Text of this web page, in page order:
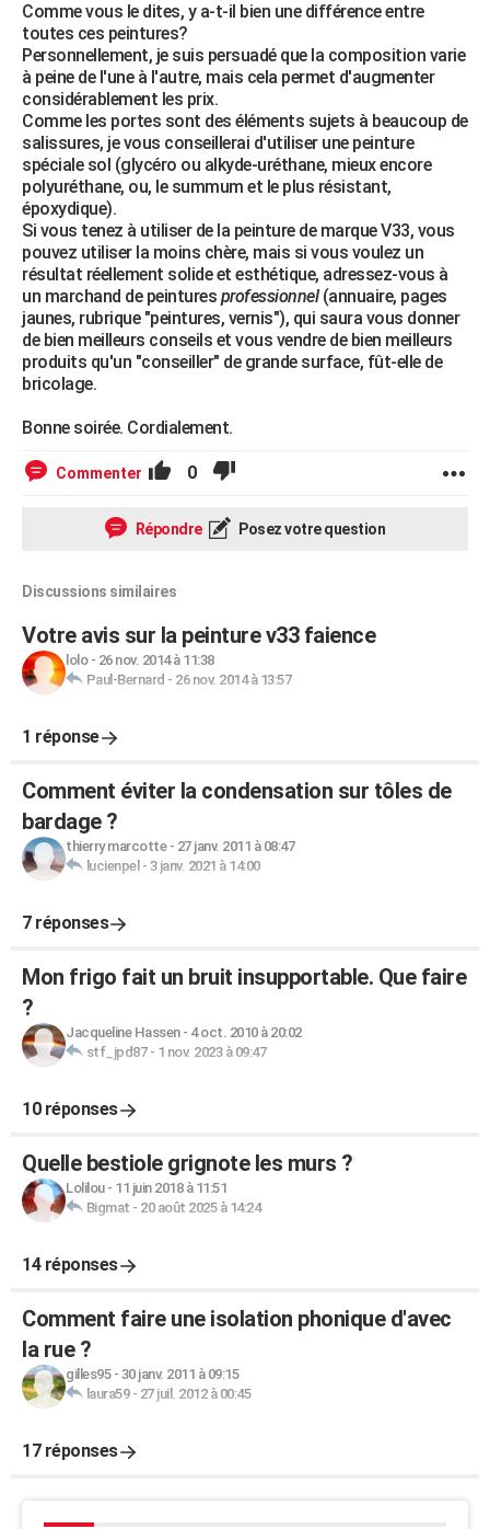
Comme vous le dites, y a-t-il bien une différence entre
toutes ces peintures?
Personnellement, je suis persuadé que la composition varie
à peine de l'une à l'autre, mais cela permet d'augmenter
considérablement les prix.
Comme les portes sont des éléments sujets à beaucoup de
salissures, je vous conseillerai d'utiliser une peinture
spéciale sol (glycéro ou alkyde-uréthane, mieux encore
polyuréthane, ou, le summum et le plus résistant,
époxydique).
Si vous tenez à utiliser de la peinture de marque V33, vous
pouvez utiliser la moins chère, mais si vous voulez un
résultat réellement solide et esthétique, adressez-vous à
un marchand de peintures professionnel(annuaire, pages
jaunes, rubrique "peintures, vernis"), qui saura vous donner
de bien meilleurs conseils et vous vendre de bien meilleurs
produits qu'un "conseiller" de grande surface, fût-elle de
bricolage.
Bonne soirée. Cordialement.
Commenter 0
Répondre Posez votre question
Discussions similaires
Votre avis sur la peinture v33 faience
lolo- 26 nov. 2014 à 11:38
Paul-Bernard - 26 nov. 2014 à 13:57
1 réponse
Comment éviter la condensation sur tôles de
bardage ?
thierry marcotte- 27 janv. 2011 à 08:47
lucienpel - 3 janv. 2021 à 14:00
7 réponses
Mon frigo fait un bruit insupportable. Que faire
?
Jacqueline Hassen- 4 oct. 2010 à 20:02
stf_jpd87- 1 nov. 2023 à 09:47
10 réponses
Quelle bestiole grignote les murs ?
Lolilou- 11 juin 2018 à 11:51
Bigmat - 20 août 2025 à 14:24
14 réponses
Comment faire une isolation phonique d'avec
la rue ?
gilles95- 30 janv. 2011 à 09:15
laura59- 27 juil. 2012 à 00:45
17 réponses